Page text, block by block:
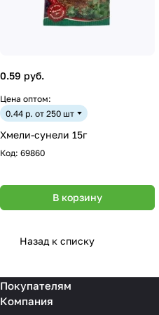
0.59 руб.
Цена оптом:
0.44 р. от 250 шт
Хмели-сунели 15г
Код: 69860
В корзину
Назад к списку
Покупателям
Компания